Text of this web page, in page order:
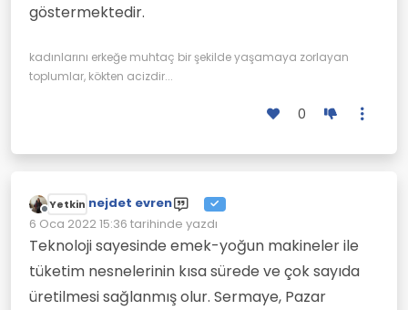
göstermektedir.
kadınlarını erkeğe muhtaç bir şekilde yaşamaya zorlayan
toplumlar, kökten acizdir...
0
Çevrimdışı
Yetkin nejdet evren
6 Oca 2022 15:36 tarihinde yazdı
Son düzenleyen:
Teknoloji sayesinde emek-yoğun makineler ile
tüketim nesnelerinin kısa sürede ve çok sayıda
üretilmesi sağlanmış olur. Sermaye, Pazar